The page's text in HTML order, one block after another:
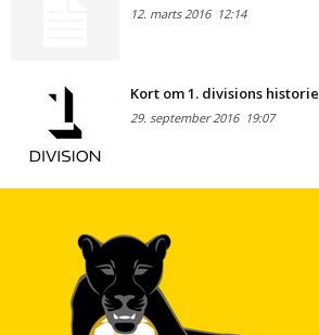
12. marts 201612:14
Kort om 1. divisions historie
29. september 201619:07